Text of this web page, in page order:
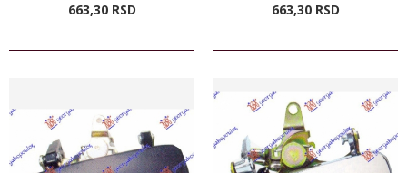
663,30 RSD 663,30 RSD